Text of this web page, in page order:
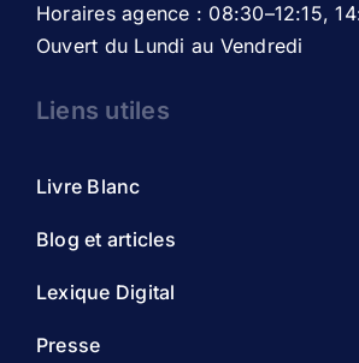
Horaires agence : 08:30–12:15,
Ouvert du Lundi au Vendredi
Liens utiles
Livre Blanc
Blog et articles
Lexique Digital
Presse